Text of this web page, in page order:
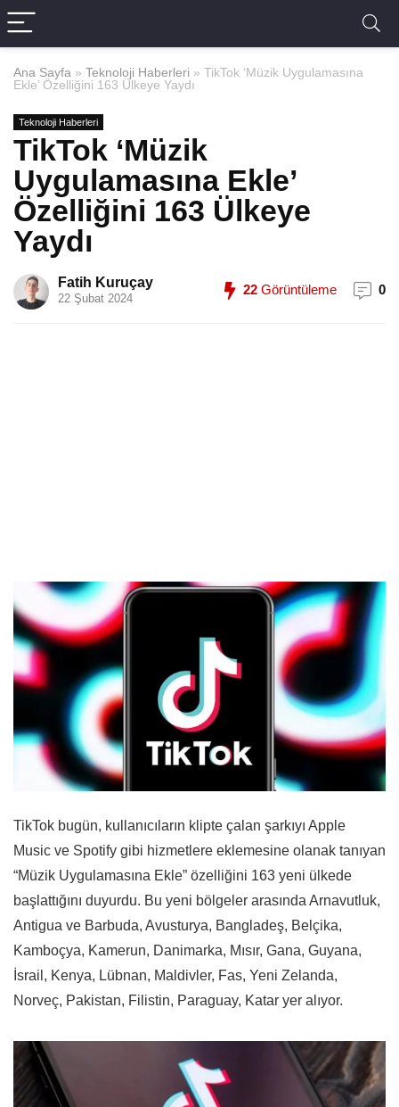
Ana Sayfa » Teknoloji Haberleri » TikTok ‘Müzik Uygulamasına
Ekle’ Özelliğini 163 Ülkeye Yaydı
Teknoloji Haberleri
TikTok ‘Müzik
Uygulamasına Ekle’
Özelliğini 163 Ülkeye
Yaydı
Fatih Kuruçay
22 Şubat 2024
22 Görüntüleme 0
TikTok bugün, kullanıcıların klipte çalan şarkıyı Apple
Music ve Spotify gibi hizmetlere eklemesine olanak tanıyan
“Müzik Uygulamasına Ekle” özelliğini 163 yeni ülkede
başlattığını duyurdu. Bu yeni bölgeler arasında Arnavutluk,
Antigua ve Barbuda, Avusturya, Bangladeş, Belçika,
Kamboçya, Kamerun, Danimarka, Mısır, Gana, Guyana,
İsrail, Kenya, Lübnan, Maldivler, Fas, Yeni Zelanda,
Norveç, Pakistan, Filistin, Paraguay, Katar yer alıyor.